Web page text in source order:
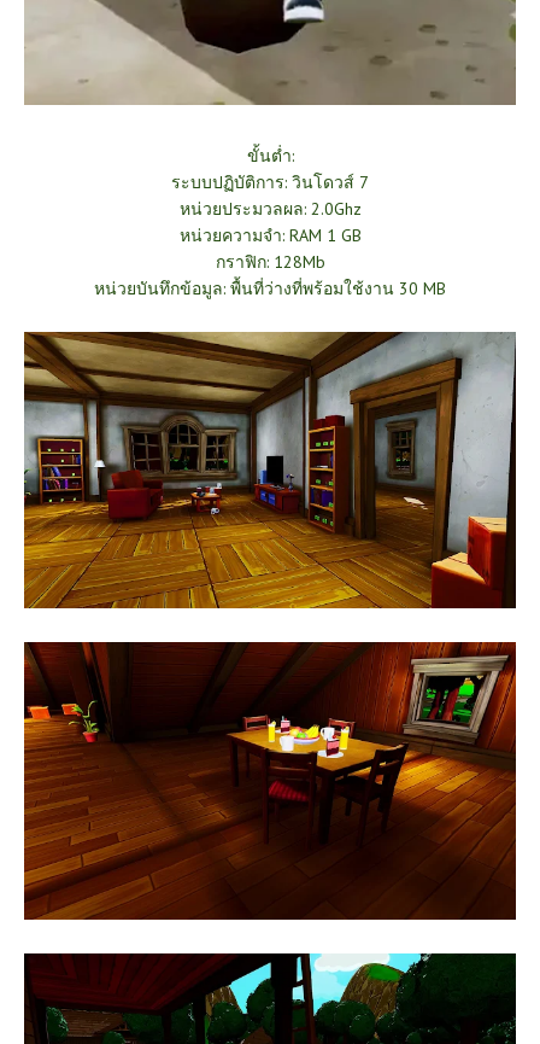
ขั้นต่ำ:
ระบบปฏิบัติการ: วินโดวส์ 7
หน่วยประมวลผล: 2.0Ghz
หน่วยความจำ: RAM 1 GB
กราฟิก: 128Mb
หน่วยบันทึกข้อมูล: พื้นที่ว่างที่พร้อมใช้งาน 30 MB